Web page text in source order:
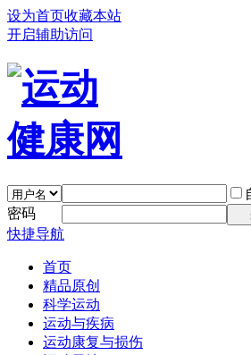
设为首页收藏本站
开启辅助访问
密码
快捷导航
首页
精品原创
科学运动
运动与疾病
运动康复与损伤